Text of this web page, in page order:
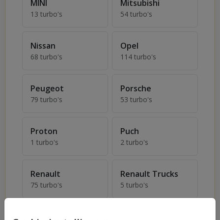
MINI
13 turbo's
Mitsubishi
54 turbo's
Nissan
68 turbo's
Opel
114 turbo's
Peugeot
79 turbo's
Porsche
53 turbo's
Proton
1 turbo's
Puch
2 turbo's
Renault
75 turbo's
Turbo's voor Renault
Renault Trucks
5 turbo's
Turbo's voor Renault
Rolls-Royce